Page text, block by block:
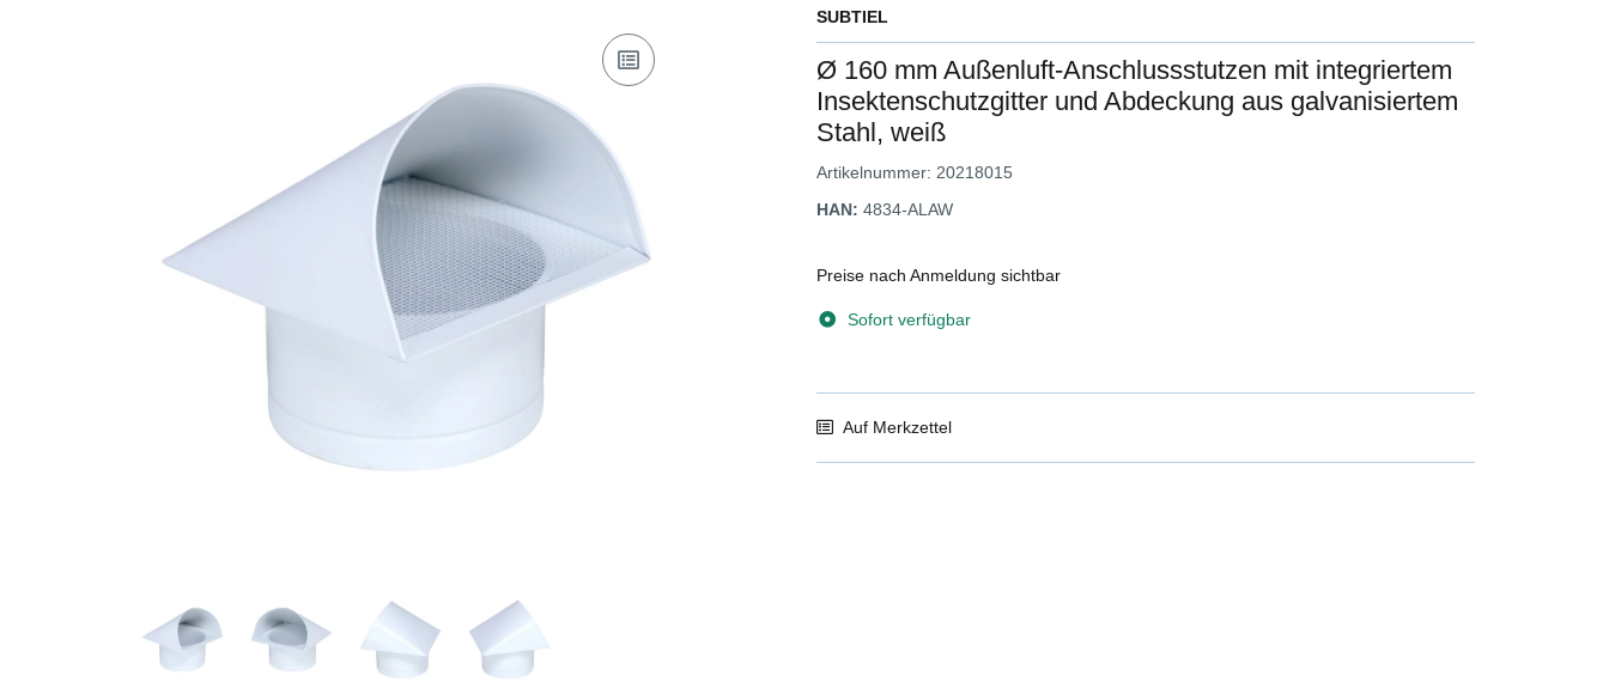
SUBTIEL
Ø 160 mm Außenluft-Anschlussstutzen mit integriertem
Insektenschutzgitter und Abdeckung aus galvanisiertem
Stahl, weiß
Artikelnummer: 20218015
HAN: 4834-ALAW
Preise nach Anmeldung sichtbar
Sofort verfügbar
Auf Merkzettel